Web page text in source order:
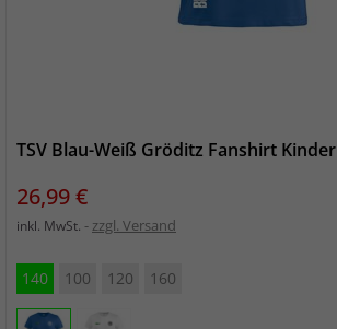
TSV Blau-Weiß Gröditz Fanshirt Kinder
Preis
26,99 €
inkl. MwSt. zzgl. Versand
140 100 120 160